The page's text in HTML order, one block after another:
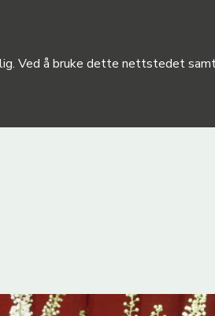
Ved å bruke dette nettstedet